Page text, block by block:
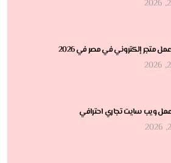
متجر إلكتروني في مصر في 2026
ويب سايت تجاري احترافي